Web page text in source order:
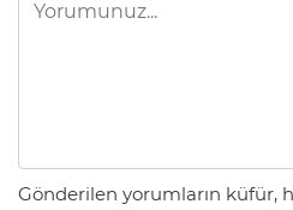
Gönderilen yorumların küfür,